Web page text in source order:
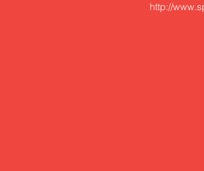
http://